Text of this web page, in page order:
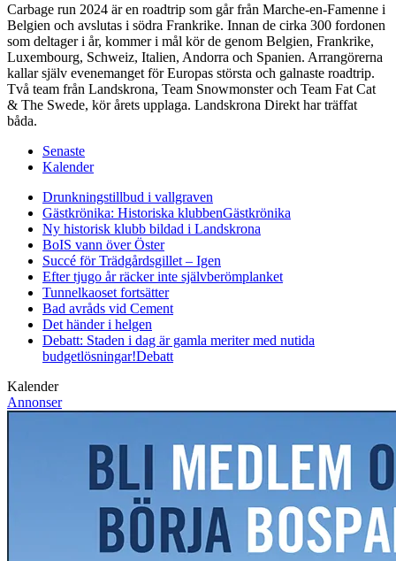
Carbage run 2024 är en roadtrip som går från Marche-en-Famenne i
Belgien och avslutas i södra Frankrike. Innan de cirka 300 fordonen
som deltager i år, kommer i mål kör de genom Belgien, Frankrike,
Luxembourg, Schweiz, Italien, Andorra och Spanien. Arrangörerna
kallar själv evenemanget för Europas största och galnaste roadtrip.
Två team från Landskrona, Team Snowmonster och Team Fat Cat
& The Swede, kör årets upplaga. Landskrona Direkt har träffat
båda.
Senaste
Kalender
Drunkningstillbud i vallgraven
Gästkrönika: Historiska klubbenGästkrönika
Ny historisk klubb bildad i Landskrona
BoIS vann över Öster
Succé för Trädgårdsgillet – Igen
Efter tjugo år räcker inte självberömplanket
Tunnelkaoset fortsätter
Bad avråds vid Cement
Det händer i helgen
Debatt: Staden i dag är gamla meriter med nutida
budgetlösningar!Debatt
Kalender
Annonser